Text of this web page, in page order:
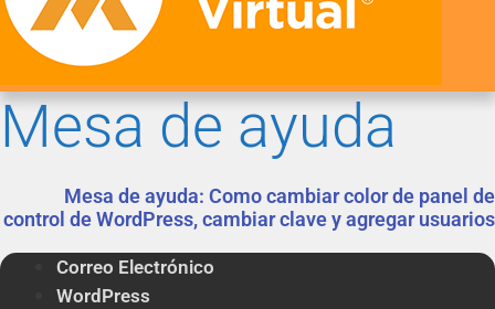
Mesa de ayuda
Mesa de ayuda: Como cambiar color de panel de
control de WordPress, cambiar clave y agregar usuarios
Correo Electrónico
WordPress